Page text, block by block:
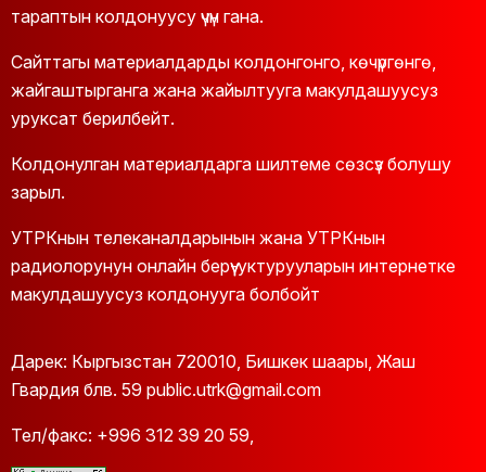
тараптын колдонуусу үчүн гана.
Сайттагы материалдарды колдонгонго, көчүргөнгө,
жайгаштырганга жана жайылтууга макулдашуусуз
уруксат берилбейт.
Колдонулган материалдарга шилтеме сөзсүз болушу
зарыл.
УТРКнын телеканалдарынын жана УТРКнын
радиолорунун онлайн берүү-уктурууларын интернетке
макулдашуусуз колдонууга болбойт
Дарек: Кыргызстан 720010, Бишкек шаары, Жаш
Гвардия блв. 59 public.utrk@gmail.com
Тел/факс: +996 312 39 20 59